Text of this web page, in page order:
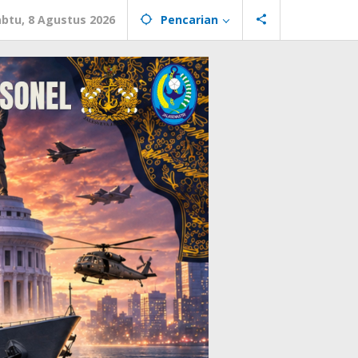
8 Agustus 2026 Pencarian